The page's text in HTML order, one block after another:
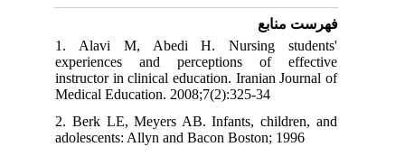
فهرست منابع
1. Alavi M, Abedi H. Nursing students'
experiences and perceptions of effective
instructor in clinical education. Iranian Journal of
Medical Education. 2008;7(2):325-34
2. Berk LE, Meyers AB. Infants, children, and
adolescents: Allyn and Bacon Boston; 1996